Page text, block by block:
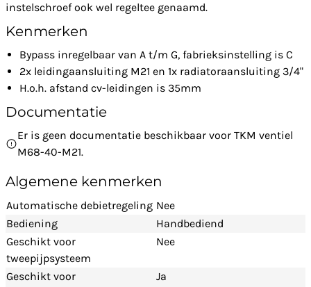
instelschroef ook wel regeltee genaamd.
Kenmerken
Bypass inregelbaar van A t/m G, fabrieksinstelling is C
2x leidingaansluiting M21 en 1x radiatoraansluiting 3/4"
H.o.h. afstand cv-leidingen is 35mm
Documentatie
Er is geen documentatie beschikbaar voor TKM ventiel
M68-40-M21.
Algemene kenmerken
Automatische debietregeling Nee
Bediening
Handbediend
Geschikt voor
tweepijpsysteem
Nee
Geschikt voor
Ja